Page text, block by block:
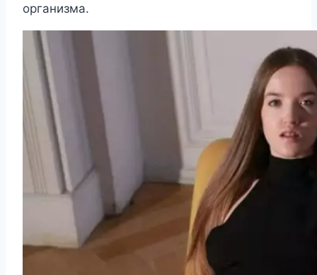
организма.